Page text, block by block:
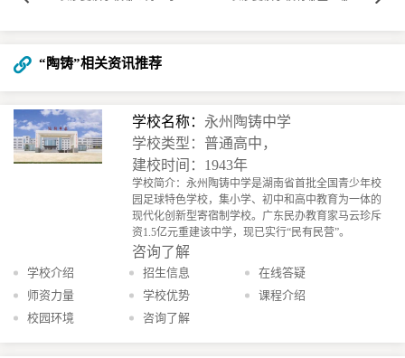
“陶铸”相关资讯推荐
学校名称： 永州陶铸中学
学校类型：普通高中，
建校时间：1943年
学校简介：永州陶铸中学是湖南省首批全国青少年校
园足球特色学校，集小学、初中和高中教育为一体的
现代化创新型寄宿制学校。广东民办教育家马云珍斥
资1.5亿元重建该中学，现已实行“民有民营”。
咨询了解
学校介绍 招生信息
在线答疑
师资力量
学校优势
课程介绍
校园环境
咨询了解